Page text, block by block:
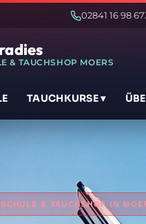
02841 16 98
& TAUCHSHOP MOERS
TAUCHKURSE ▾
& TAUCHSHOP IN